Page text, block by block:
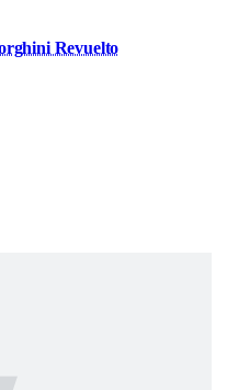
Revuelto